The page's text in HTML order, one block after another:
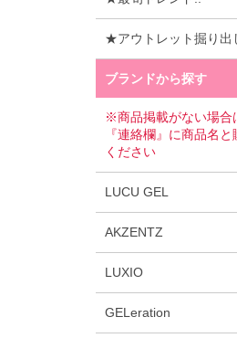
★アウトレット掘り出
ブランドから探す
※商品掲載がない場合
『連絡欄』に商品名
ください
LUCU GEL
AKZENTZ
LUXIO
GELeration